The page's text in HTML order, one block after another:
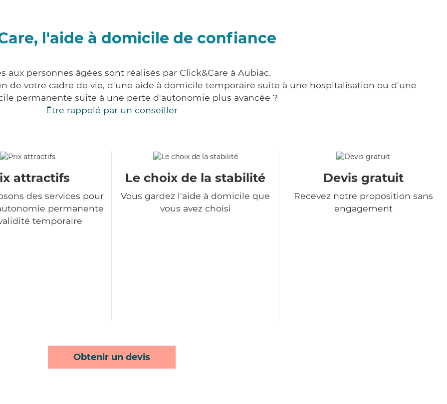
l'aide à domicile de confiance
aux personnes âgées sont réalisés par Click&Care à Aubiac.
de votre cadre de vie, d'une aide à domicile temporaire suite à une hospitalisation ou d'une
permanente suite à une perte d'autonomie plus avancée ?
Être rappelé par un conseiller
attractifs
des services pour
permanente
temporaire
Le choix de la stabilité
Vous gardez l'aide à domicile que
vous avez choisi
Devis gratuit
Recevez notre proposition sans
engagement
Obtenir un devis